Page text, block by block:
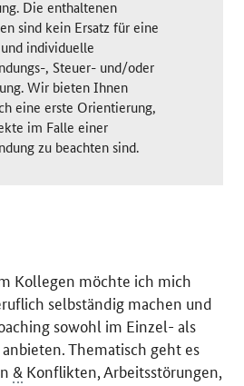
Die enthaltenen
sind kein Ersatz für eine
individuelle
, Steuer- und/oder
Wir bieten Ihnen
eine erste Orientierung,
im Falle einer
zu beachten sind.
Kollegen möchte ich mich
selbständig machen und
sowohl im Einzel- als
Thematisch geht es
& Konflikten, Arbeitsstörungen,